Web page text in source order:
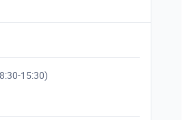
15:30)